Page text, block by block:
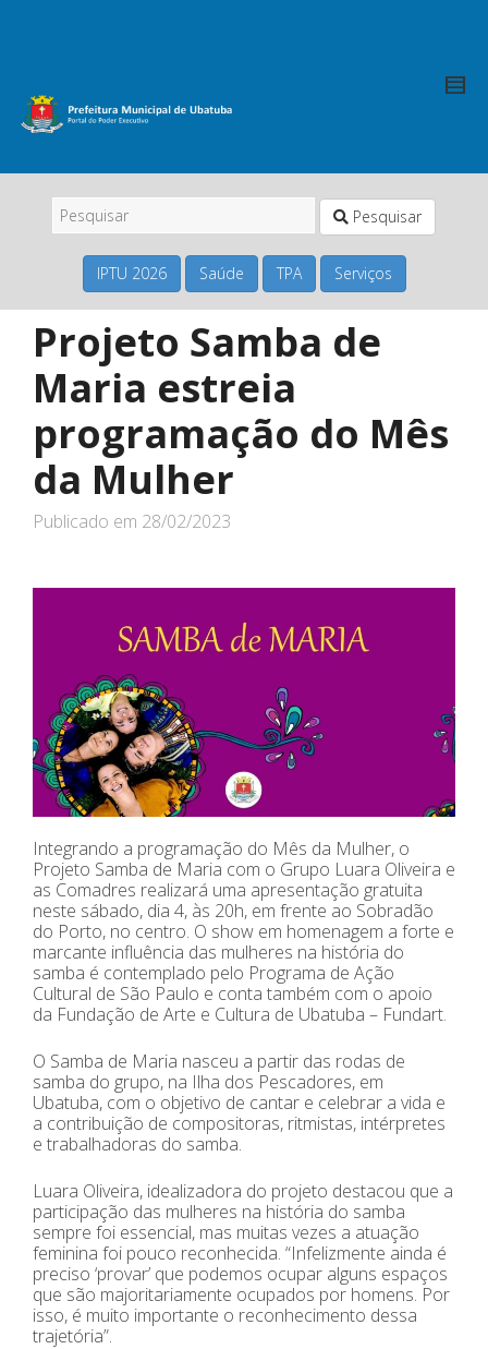
Pesquisar
IPTU 2026 Saúde TPA Serviços
Projeto Samba de
Maria estreia
programação do Mês
da Mulher
Publicado em 28/02/2023
Integrando a programação do Mês da Mulher, o
Projeto Samba de Maria com o Grupo Luara Oliveira e
as Comadres realizará uma apresentação gratuita
neste sábado, dia 4, às 20h, em frente ao Sobradão
do Porto, no centro. O show em homenagem a forte e
marcante influência das mulheres na história do
samba é contemplado pelo Programa de Ação
Cultural de São Paulo e conta também com o apoio
da Fundação de Arte e Cultura de Ubatuba – Fundart.
O Samba de Maria nasceu a partir das rodas de
samba do grupo, na Ilha dos Pescadores, em
Ubatuba, com o objetivo de cantar e celebrar a vida e
a contribuição de compositoras, ritmistas, intérpretes
e trabalhadoras do samba.
Luara Oliveira, idealizadora do projeto destacou que a
participação das mulheres na história do samba
sempre foi essencial, mas muitas vezes a atuação
feminina foi pouco reconhecida. “Infelizmente ainda é
preciso ‘provar’ que podemos ocupar alguns espaços
que são majoritariamente ocupados por homens. Por
isso, é muito importante o reconhecimento dessa
trajetória”.